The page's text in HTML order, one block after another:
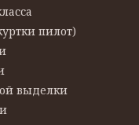
пилот)
выделки